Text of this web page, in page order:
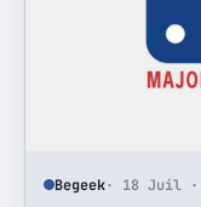
Begeek· 18 Juil ·